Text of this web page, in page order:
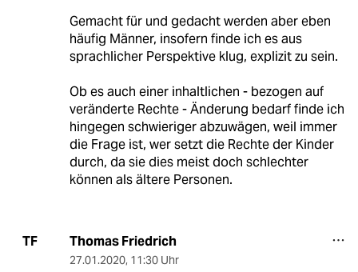
Gemacht für und gedacht werden aber eben
häufig Männer, insofern finde ich es aus
sprachlicher Perspektive klug, explizit zu sein.
Ob es auch einer inhaltlichen - bezogen auf
veränderte Rechte - Änderung bedarf finde ich
hingegen schwieriger abzuwägen, weil immer
die Frage ist, wer setzt die Rechte der Kinder
durch, da sie dies meist doch schlechter
können als ältere Personen.
TF Thomas Friedrich
27.01.2020, 11:30 Uhr